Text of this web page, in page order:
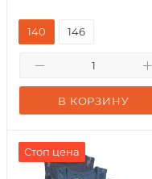
В КОРЗИНУ
140 146
Стоп цена